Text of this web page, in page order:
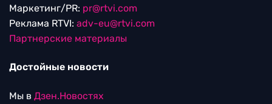
Маркетинг/PR: pr@rtvi.com
Реклама RTVI: adv-eu@rtvi.com
Партнерские материалы
Достойные новости
Мы в Дзен.Новостях